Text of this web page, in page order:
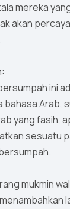
mereka
akan
ini
bahasa Arab,
yang fasih,
sesuatu
mukmin